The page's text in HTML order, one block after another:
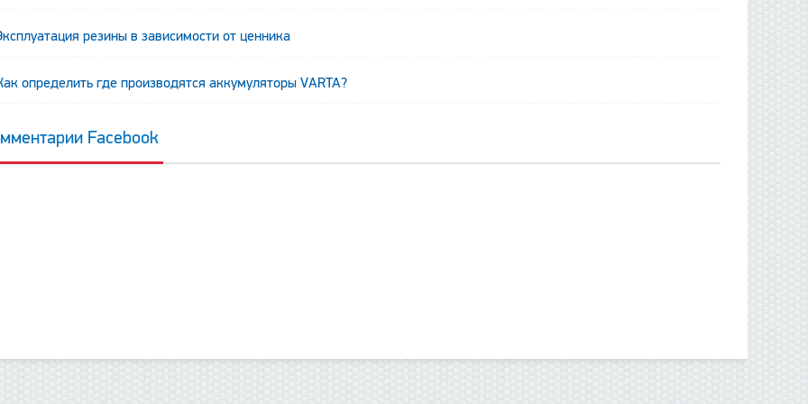
резины в зависимости от ценника
определить где производятся аккумуляторы VARTA?
Facebook